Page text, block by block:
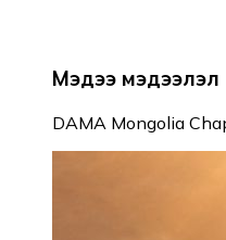
Мэдээ мэдээлэл
DAMA Mongolia